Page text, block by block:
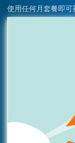
使用任何月套餐即可